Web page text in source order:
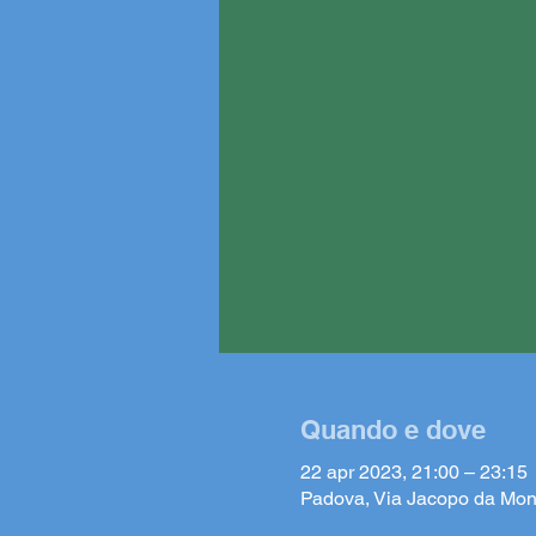
Quando e dove
22 apr 2023, 21:00 – 23:15
Padova, Via Jacopo da